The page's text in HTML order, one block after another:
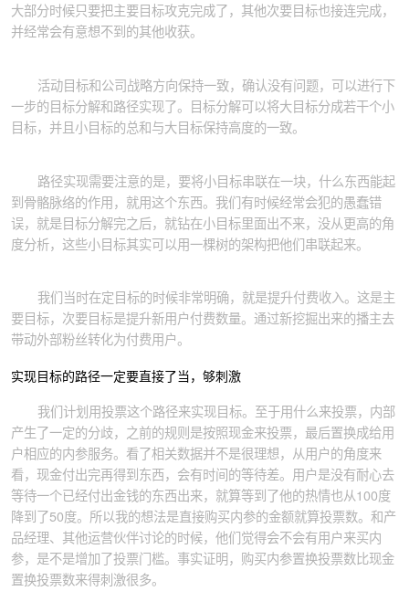
大部分时候只要把主要目标攻克完成了，其他次要目标也接连完成，
并经常会有意想不到的其他收获。
活动目标和公司战略方向保持一致，确认没有问题，可以进行下
一步的目标分解和路径实现了。目标分解可以将大目标分成若干个小
目标，并且小目标的总和与大目标保持高度的一致。
路径实现需要注意的是，要将小目标串联在一块，什么东西能起
到骨骼脉络的作用，就用这个东西。我们有时候经常会犯的愚蠢错
误，就是目标分解完之后，就钻在小目标里面出不来，没从更高的角
度分析，这些小目标其实可以用一棵树的架构把他们串联起来。
我们当时在定目标的时候非常明确，就是提升付费收入。这是主
要目标，次要目标是提升新用户付费数量。通过新挖掘出来的播主去
带动外部粉丝转化为付费用户。
实现目标的路径一定要直接了当，够刺激
我们计划用投票这个路径来实现目标。至于用什么来投票，内部
产生了一定的分歧，之前的规则是按照现金来投票，最后置换成给用
户相应的内参服务。看了相关数据并不是很理想，从用户的角度来
看，现金付出完再得到东西，会有时间的等待差。用户是没有耐心去
等待一个已经付出金钱的东西出来，就算等到了他的热情也从100度
降到了50度。所以我的想法是直接购买内参的金额就算投票数。和产
品经理、其他运营伙伴讨论的时候，他们觉得会不会有用户来买内
参，是不是增加了投票门槛。事实证明，购买内参置换投票数比现金
置换投票数来得刺激很多。